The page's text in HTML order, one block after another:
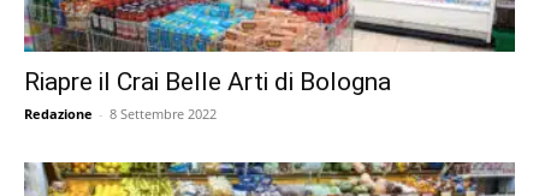
Riapre il Crai Belle Arti di Bologna
Redazione - 8 Settembre 2022